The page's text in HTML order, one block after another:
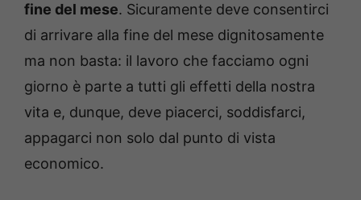
fine del mese. Sicuramente deve consentirci
di arrivare alla fine del mese dignitosamente
ma non basta: il lavoro che facciamo ogni
giorno è parte a tutti gli effetti della nostra
vita e, dunque, deve piacerci, soddisfarci,
appagarci non solo dal punto di vista
economico.